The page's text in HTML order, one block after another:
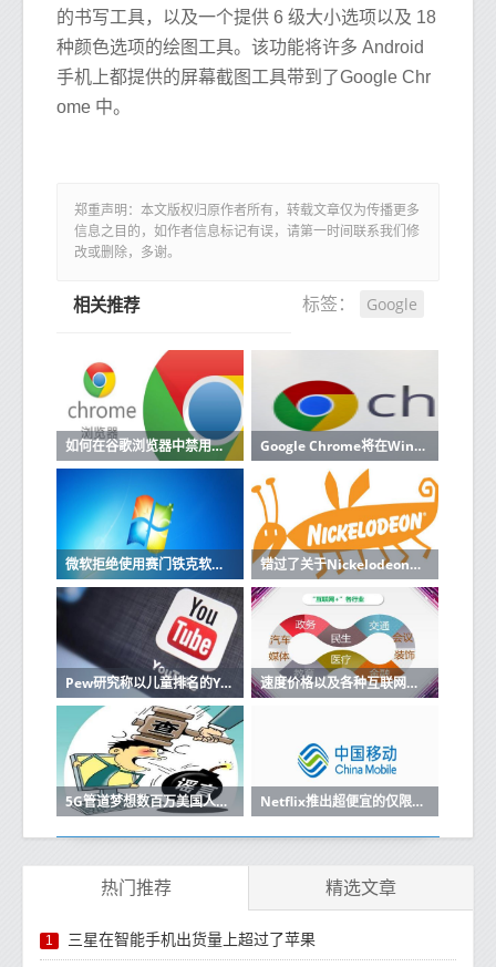
的书写工具，以及一个提供 6 级大小选项以及 18
种颜色选项的绘图工具。该功能将许多 Android
手机上都提供的屏幕截图工具带到了Google Chr
ome 中。
郑重声明：本文版权归原作者所有，转载文章仅为传播更多
信息之目的，如作者信息标记有误，请第一时间联系我们修
改或删除，多谢。
标签： Google
相关推荐
如何在谷歌浏览器中禁用自动登录功能69 Google Chrome将在Windows，Linux和macOS上运行更快
微软拒绝使用赛门铁克软件的机器进行更新 错过了关于Nickelodeon的电影那么所有旧角色都将与原声音演员一起回归
Pew研究称以儿童排名的YouTube视频排名最高 速度价格以及各种互联网服务的优缺点
5G管道梦想数百万美国人仍然缺乏宽带 Netflix推出超便宜的仅限移动订阅
热门推荐 精选文章
1 三星在智能手机出货量上超过了苹果